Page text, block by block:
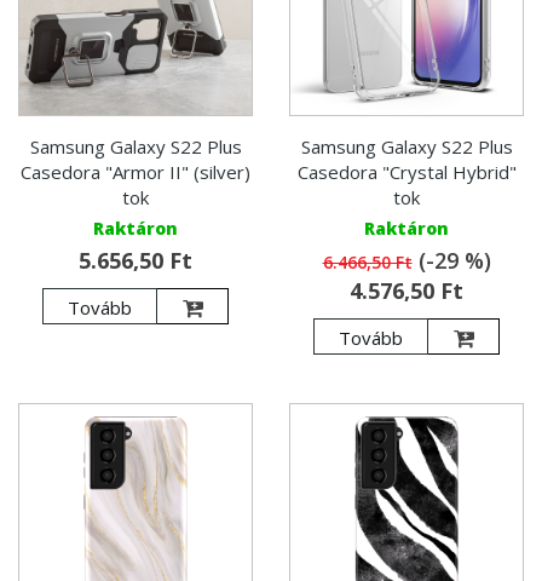
Samsung Galaxy S22 Plus
Casedora "Armor II" (silver)
tok
Raktáron
5.656,50 Ft
Tovább
Samsung Galaxy S22 Plus
Casedora "Crystal Hybrid"
tok
Raktáron
6.466,50 Ft(-29 %)
4.576,50 Ft
Tovább